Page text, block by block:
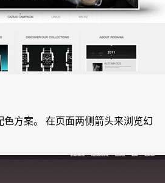
方案。
在页面两侧箭头来浏览幻